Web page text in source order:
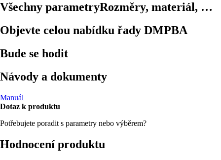
Všechny parametryRozměry, materiál, …
Objevte celou nabídku řady DMPBA
Bude se hodit
Návody a dokumenty
Manuál
Dotaz k produktu
Potřebujete poradit s parametry nebo výběrem?
Hodnocení produktu